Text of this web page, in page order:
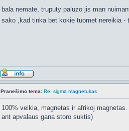
bala nemate, truputy paluzo jis man
sako ,kad tinka bet kokie tuomet nereikia
Pranešimo tema: Re: sigma magnetukas
100% veikia, magnetas ir afrikoj
ant apvalaus gana storo suktis)